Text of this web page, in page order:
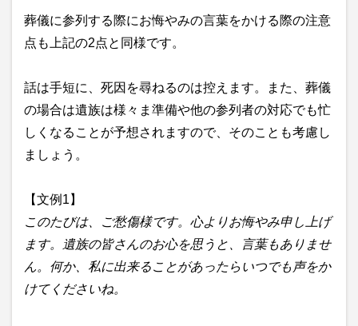
葬儀に参列する際にお悔やみの言葉をかける際の注意
点も上記の2点と同様です。
話は手短に、死因を尋ねるのは控えます。また、葬儀
の場合は遺族は様々ま準備や他の参列者の対応でも忙
しくなることが予想されますので、そのことも考慮し
ましょう。
【文例1】
このたびは、ご愁傷様です。心よりお悔やみ申し上げ
ます。遺族の皆さんのお心を思うと、言葉もありませ
ん。何か、私に出来ることがあったらいつでも声をか
けてくださいね。